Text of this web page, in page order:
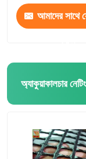
আমাদের সাথে
অ্যাকুয়াকালচার নেটিং